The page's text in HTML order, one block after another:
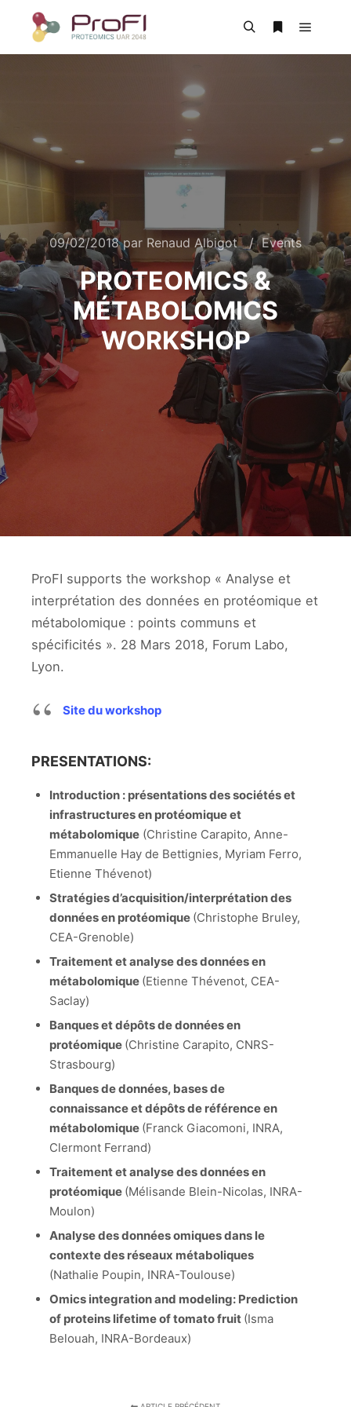
09/02/2018par Renaud Albigot Events
PROTEOMICS &
MÉTABOLOMICS
WORKSHOP
ProFI supports the workshop « Analyse et
interprétation des données en protéomique et
métabolomique : points communs et
spécificités ». 28 Mars 2018, Forum Labo,
Lyon.
Site du workshop
PRESENTATIONS:
Introduction : présentations des sociétés et
infrastructures en protéomique et
métabolomique(Christine Carapito, Anne-
Emmanuelle Hay de Bettignies, Myriam Ferro,
Etienne Thévenot)
Stratégies d’acquisition/interprétation des
données en protéomique (Christophe Bruley,
CEA-Grenoble)
Traitement et analyse des données en
métabolomique (Etienne Thévenot, CEA-
Saclay)
Banques et dépôts de données en
protéomique (Christine Carapito, CNRS-
Strasbourg)
Banques de données, bases de
connaissance et dépôts de référence en
métabolomique (Franck Giacomoni, INRA,
Clermont Ferrand)
Traitement et analyse des données en
protéomique (Mélisande Blein-Nicolas, INRA-
Moulon)
Analyse des données omiques dans le
contexte des réseaux métaboliques
(Nathalie Poupin, INRA-Toulouse)
Omics integration and modeling: Prediction
of proteins lifetime of tomato fruit (Isma
Belouah, INRA-Bordeaux)